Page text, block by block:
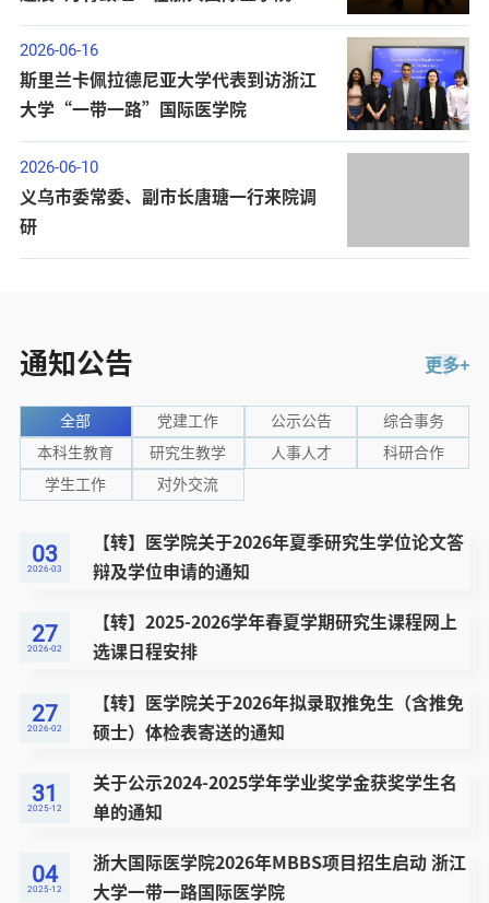
幕
2026-06-16
斯里兰卡佩拉德尼亚大学代表到访浙江
大学“一带一路”国际医学院
2026-06-10
义乌市委常委、副市长唐瑭一行来院调
研
通知公告
全部 党建工作 公示公告 综合事务
本科生教育 研究生教学 人事人才 科研合作
学生工作 对外交流
更多+
03
2026-03
【转】医学院关于2026年夏季研究生学位论文答
辩及学位申请的通知
27
2026-02
【转】2025-2026学年春夏学期研究生课程网上
选课日程安排
27
2026-02
【转】医学院关于2026年拟录取推免生（含推免
硕士）体检表寄送的通知
31
2025-12
关于公示2024-2025学年学业奖学金获奖学生名
单的通知
04
2025-12
浙大国际医学院2026年MBBS项目招生启动 浙江
大学一带一路国际医学院